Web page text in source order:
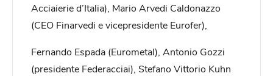
Acciaierie d’Italia), Mario Arvedi Caldonazzo
(CEO Finarvedi e vicepresidente Eurofer),
Fernando Espada (Eurometal), Antonio Gozzi
(presidente Federacciai), Stefano Vittorio Kuhn